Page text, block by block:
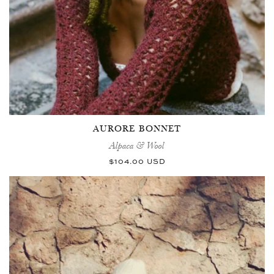
AURORE BONNET
Alpaca & Wool
Normaler
$104.00 USD